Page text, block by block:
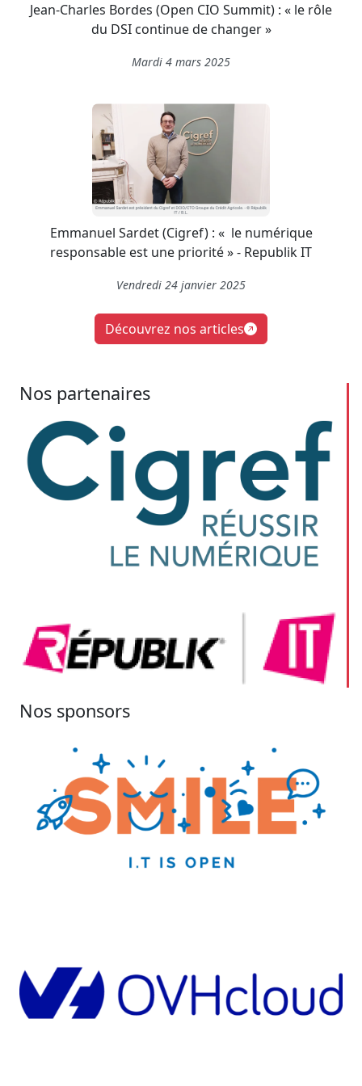
Jean-Charles Bordes (Open CIO Summit) : « le rôle
du DSI continue de changer »
Mardi 4 mars 2025
Emmanuel Sardet (Cigref) : « le numérique
responsable est une priorité » - Republik IT
Vendredi 24 janvier 2025
Découvrez nos articles
Nos partenaires
Nos sponsors